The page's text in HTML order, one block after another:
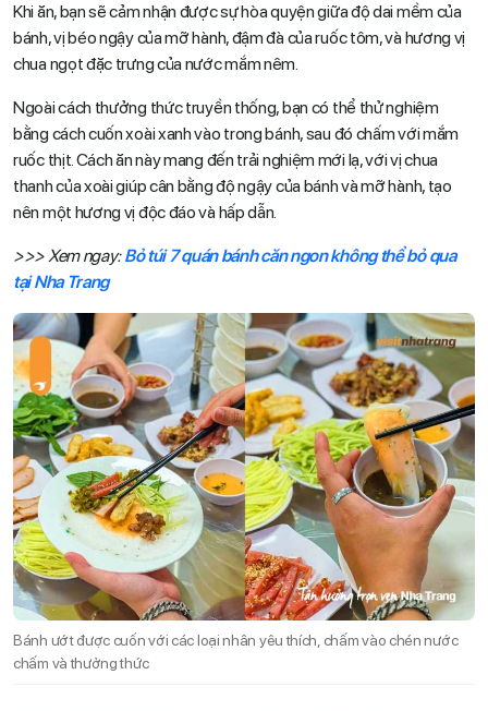
Khi ăn, bạn sẽ cảm nhận được sự hòa quyện giữa độ dai mềm của
bánh, vị béo ngậy của mỡ hành, đậm đà của ruốc tôm, và hương vị
chua ngọt đặc trưng của nước mắm nêm.
Ngoài cách thưởng thức truyền thống, bạn có thể thử nghiệm
bằng cách cuốn xoài xanh vào trong bánh, sau đó chấm với mắm
ruốc thịt. Cách ăn này mang đến trải nghiệm mới lạ, với vị chua
thanh của xoài giúp cân bằng độ ngậy của bánh và mỡ hành, tạo
nên một hương vị độc đáo và hấp dẫn.
>>> Xem ngay:Bỏ túi 7 quán bánh căn ngon không thể bỏ qua
tại Nha Trang
Bánh ướt được cuốn với các loại nhân yêu thích, chấm vào chén nước
chấm và thưởng thức